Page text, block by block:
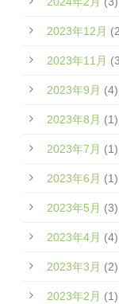
2023年12月
2023年11月
2023年9月 (4)
2023年8月 (1)
2023年7月 (1)
2023年6月 (1)
2023年5月 (3)
2023年4月 (4)
2023年3月 (2)
2023年2月 (1)